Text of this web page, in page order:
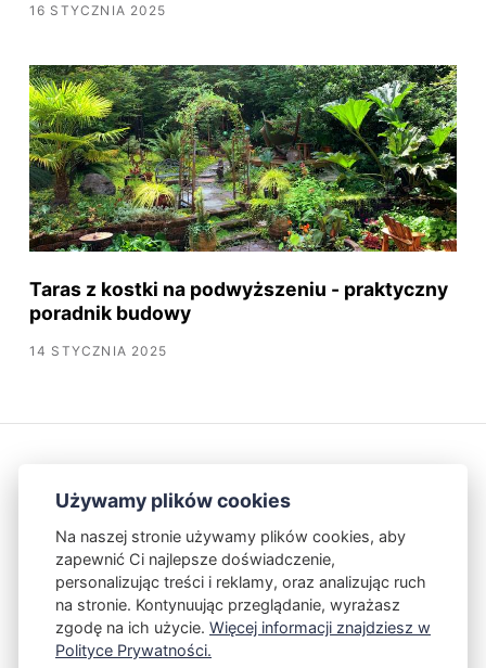
16 STYCZNIA 2025
Taras z kostki na podwyższeniu - praktyczny
poradnik budowy
14 STYCZNIA 2025
Kontakt Polityka Prywatności
Powered by Publii
Używamy plików cookies
Na naszej stronie używamy plików cookies, aby
zapewnić Ci najlepsze doświadczenie,
personalizując treści i reklamy, oraz analizując ruch
na stronie. Kontynuując przeglądanie, wyrażasz
zgodę na ich użycie. Więcej informacji znajdziesz w
Polityce Prywatności.